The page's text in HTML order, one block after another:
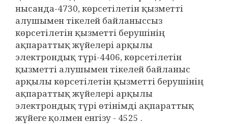
нысанда-4730, көрсетілетін қызметті
алушымен тікелей байланыссыз
көрсетілетін қызметті берушінің
ақпараттық жүйелері арқылы
электрондық түрі-4406, көрсетілетін
қызметті алушымен тікелей байланыс
арқылы көрсетілетін қызметті берушінің
ақпараттық жүйелері арқылы
электрондық түрі өтінімді ақпараттық
жүйеге қолмен енгізу - 4525 .